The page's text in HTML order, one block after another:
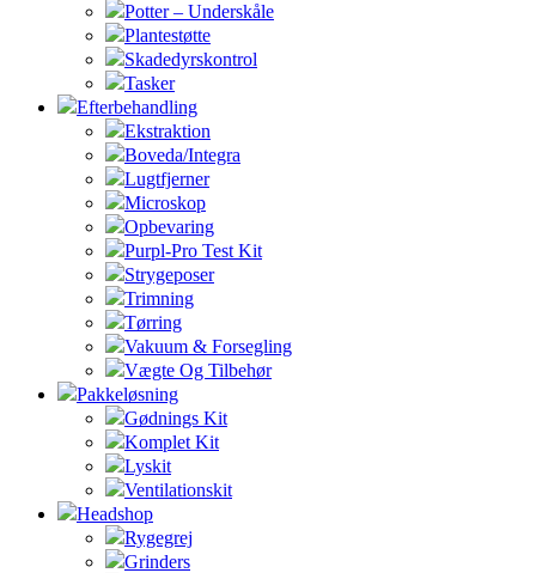
Potter – Underskåle
Plantestøtte
Skadedyrskontrol
Tasker
Efterbehandling
Ekstraktion
Boveda/Integra
Lugtfjerner
Microskop
Opbevaring
Purpl-Pro Test Kit
Strygeposer
Trimning
Tørring
Vakuum & Forsegling
Vægte Og Tilbehør
Pakkeløsning
Gødnings Kit
Komplet Kit
Lyskit
Ventilationskit
Headshop
Rygegrej
Grinders